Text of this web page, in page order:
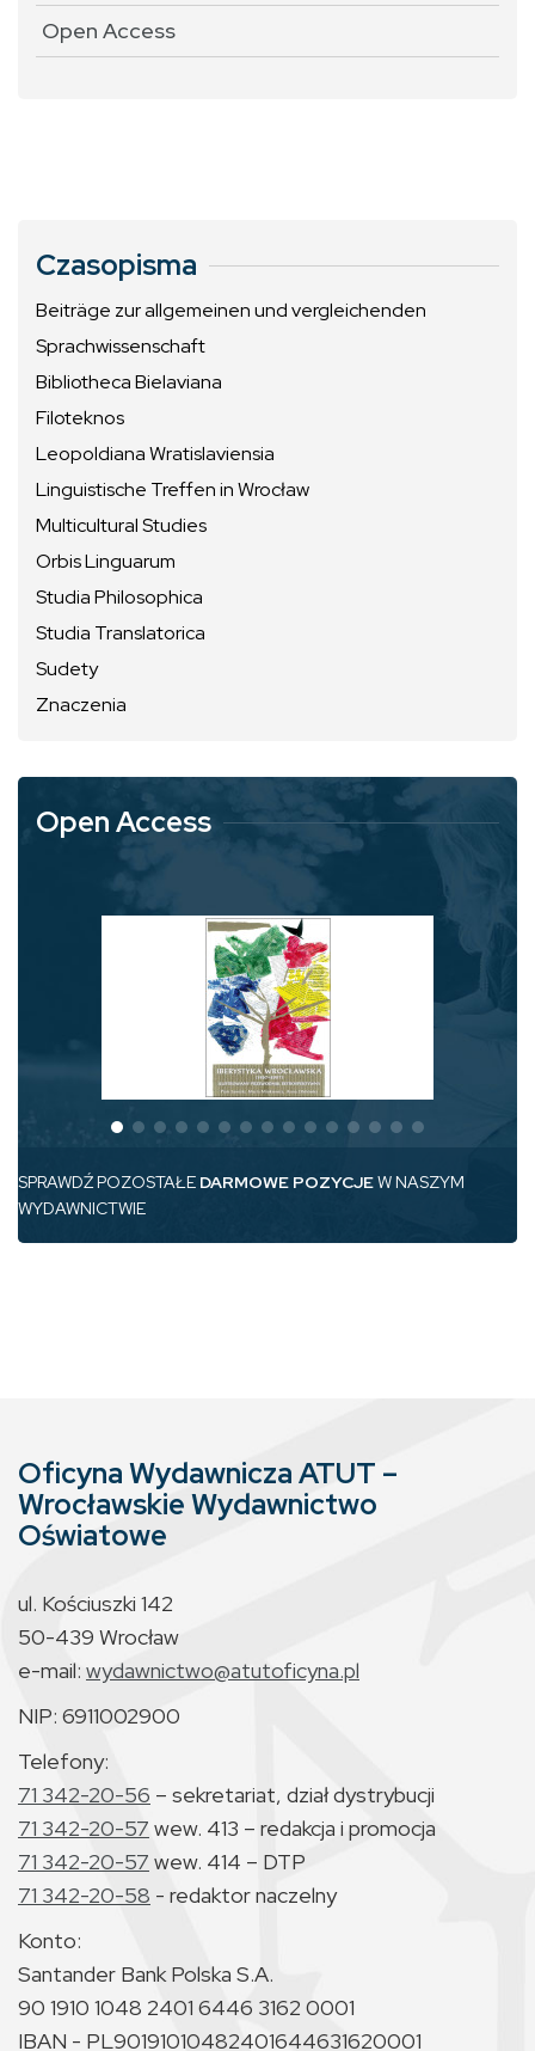
Open Access
Czasopisma
Beiträge zur allgemeinen und vergleichenden
Sprachwissenschaft
Bibliotheca Bielaviana
Filoteknos
Leopoldiana Wratislaviensia
Linguistische Treffen in Wrocław
Multicultural Studies
Orbis Linguarum
Studia Philosophica
Studia Translatorica
Sudety
Znaczenia
Open Access
SPRAWDŹ POZOSTAŁE DARMOWE POZYCJEW NASZYM
WYDAWNICTWIE
Oficyna Wydawnicza ATUT –
Wrocławskie Wydawnictwo
Oświatowe
ul. Kościuszki 142
50-439 Wrocław
e-mail: wydawnictwo@atutoficyna.pl
NIP: 6911002900
Telefony:
71 342-20-56 – sekretariat, dział dystrybucji
71 342-20-57 wew. 413 – redakcja i promocja
71 342-20-57 wew. 414 – DTP
71 342-20-58 - redaktor naczelny
Konto:
Santander Bank Polska S.A.
90 1910 1048 2401 6446 3162 0001
IBAN - PL90191010482401644631620001